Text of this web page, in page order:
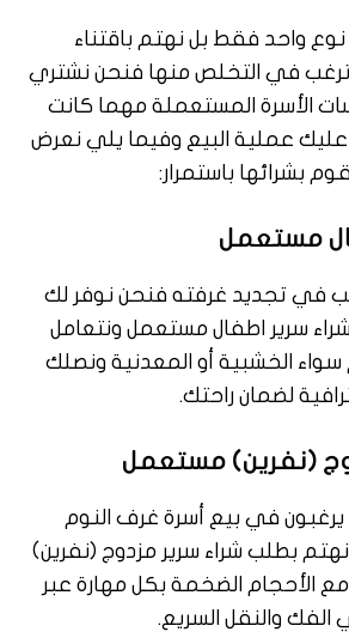
واحد فقط بل نهتم باقتناء
في التخلص منها فنحن نشتري
الأسرة المستعملة مهما كانت
عملية البيع وفيما يلي نعرض
بشرائها باستمرار:
مستعمل
في تجديد غرفته فنحن نوفر لك
سرير اطفال مستعمل ونتعامل
الخشبية أو المعدنية ونصلك
لضمان راحتك.
(نفرين) مستعمل
يرغبون في بيع أسرة غرف النوم
نهتم بطلب شراء سرير مزدوج (نفرين)
الأحجام الضخمة بكل مهارة عبر
الفك والنقل السريع.